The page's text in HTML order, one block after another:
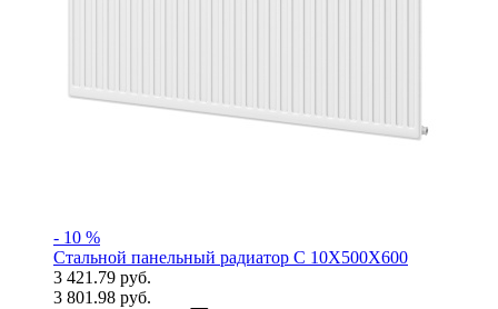
- 10 %
Стальной панельный радиатор C 10X500X600
3 421.79 руб.
3 801.98 руб.